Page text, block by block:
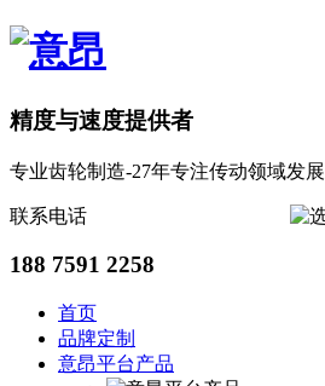
精度与速度提供者
专业齿轮制造-27年专注传动领域发展
联系电话
188 7591 2258
首页
品牌定制
意昂平台产品